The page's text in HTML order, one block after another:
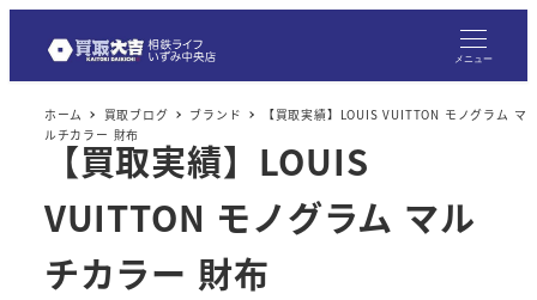
メニュー
ホーム 買取ブログ ブランド
【買取実績】LOUIS VUITTON モノグラム マ
ルチカラー 財布
【買取実績】LOUIS
VUITTON モノグラム マル
チカラー 財布